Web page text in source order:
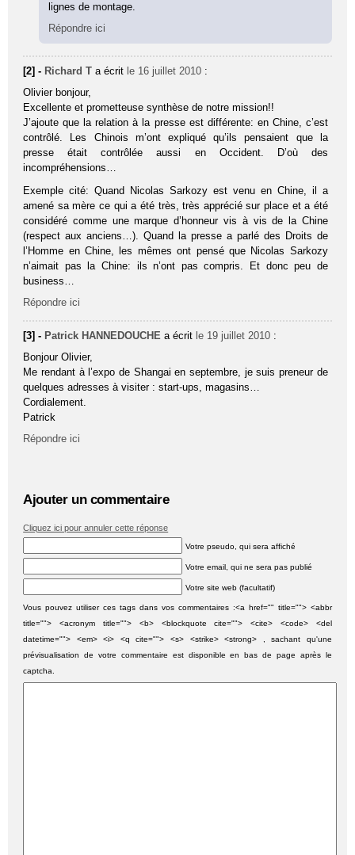
lignes de montage.
Répondre ici
[2] - Richard T a écrit le 16 juillet 2010 :
Olivier bonjour,
Excellente et prometteuse synthèse de notre mission!!
J’ajoute que la relation à la presse est différente: en Chine, c’est
contrôlé. Les Chinois m’ont expliqué qu’ils pensaient que la
presse était contrôlée aussi en Occident. D’où des
incompréhensions…
Exemple cité: Quand Nicolas Sarkozy est venu en Chine, il a
amené sa mère ce qui a été très, très apprécié sur place et a été
considéré comme une marque d’honneur vis à vis de la Chine
(respect aux anciens…). Quand la presse a parlé des Droits de
l’Homme en Chine, les mêmes ont pensé que Nicolas Sarkozy
n’aimait pas la Chine: ils n’ont pas compris. Et donc peu de
business…
Répondre ici
[3] - Patrick HANNEDOUCHE a écrit le 19 juillet 2010 :
Bonjour Olivier,
Me rendant à l’expo de Shangai en septembre, je suis preneur de
quelques adresses à visiter : start-ups, magasins…
Cordialement.
Patrick
Répondre ici
Ajouter un commentaire
Cliquez ici pour annuler cette réponse
Votre pseudo, qui sera affiché
Votre email, qui ne sera pas publié
Votre site web (facultatif)
Vous pouvez utiliser ces tags dans vos commentaires :<a href="" title=""> <abbr
title=""> <acronym title=""> <b> <blockquote cite=""> <cite> <code> <del
datetime=""> <em> <i> <q cite=""> <s> <strike> <strong> , sachant qu'une
prévisualisation de votre commentaire est disponible en bas de page après le
captcha.